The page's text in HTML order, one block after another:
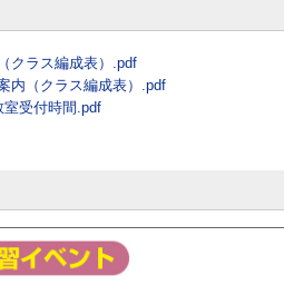
クラス編成表）.pdf
内（クラス編成表）.pdf
室受付時間.pdf